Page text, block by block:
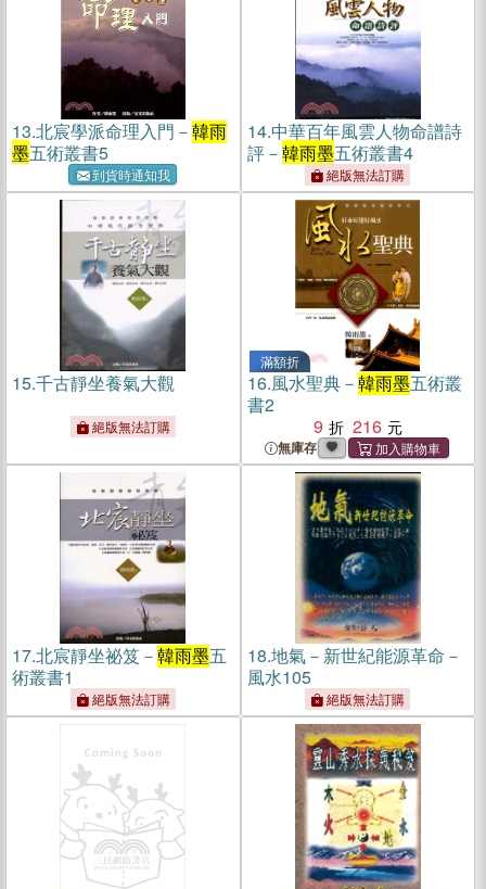
13.北宸學派命理入門－韓雨
墨五術叢書5
到貨時通知我
14.中華百年風雲人物命譜詩
評－韓雨墨五術叢書4
絕版無法訂購
15.千古靜坐養氣大觀
絕版無法訂購
滿額折
16.風水聖典－韓雨墨五術叢
書2
9
216
無庫存
17.北宸靜坐祕笈－韓雨墨五
術叢書1
絕版無法訂購
18.地氣－新世紀能源革命－
風水105
絕版無法訂購